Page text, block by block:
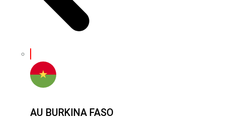
AU BURKINA FASO